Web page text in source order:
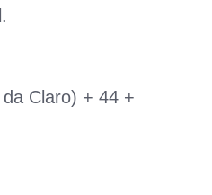
Claro) + 44 +